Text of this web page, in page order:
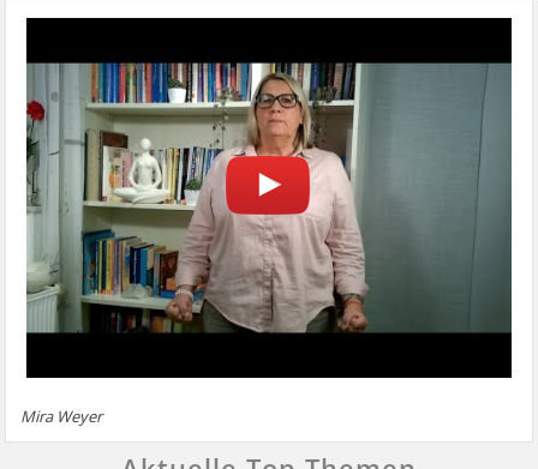
Mira Weyer